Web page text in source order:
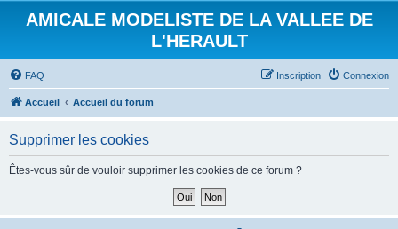
AMICALE MODELISTE DE LA VALLEE DE
L'HERAULT
FAQ Connexion
Inscription
Accueil Accueil du forum
Supprimer les cookies
Êtes-vous sûr de vouloir supprimer les cookies de ce forum ?